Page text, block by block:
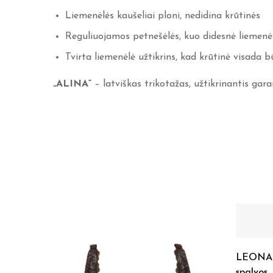
Liemenėlės kaušeliai ploni, nedidina krūtinės
Reguliuojamos petnešėlės, kuo didesnė
Tvirta liemenėlė užtikrins, kad krūtinė visada
„ALINA“ – latviškas trikotažas, užtikrinantis